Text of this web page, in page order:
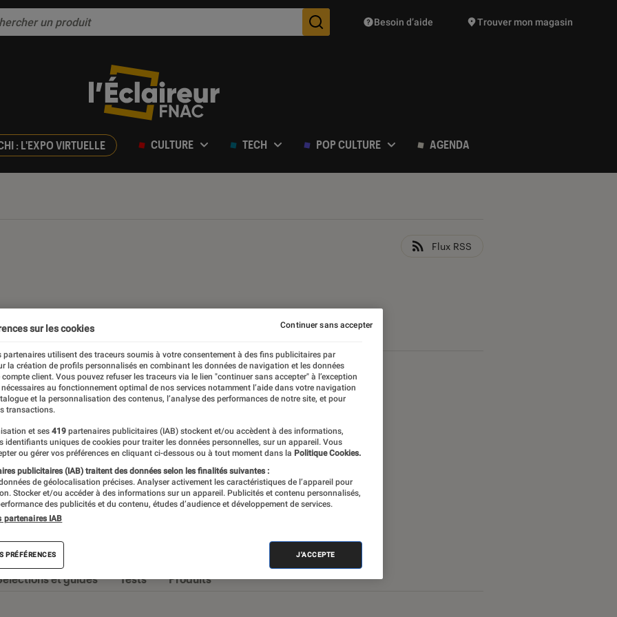
Des suggestions de produits vont vous être proposées
Besoin d’aide Trouver mon magasin
: L'EXPO VIRTUELLE CULTURE TECH POP CULTURE AGENDA
Flux RSS
Chaines Hi-Fi Stations audio
ou simplement à la recherche de
vous retrouverez ici des actualités et
des choix.
et guides Tests Produits
sur les cookies
partenaires utilisent des traceurs soumis à votre consentement à des fins publicitaires par
la création de profils personnalisés en combinant les données de navigation et les données
compte client. Vous pouvez refuser les traceurs via le lien "continuer sans accepter" à l’exception
au fonctionnement optimal de nos services notamment l’aide dans votre navigation
et la personnalisation des contenus, l’analyse des performances de notre site, et pour
transactions.
et ses 419 partenaires publicitaires (IAB) stockent et/ou accèdent à des informations,
identifiants uniques de cookies pour traiter les données personnelles, sur un appareil. Vous
ou gérer vos préférences en cliquant ci-dessous ou à tout moment dans la Politique Cookies.
publicitaires (IAB) traitent des données selon les finalités suivantes :
de géolocalisation précises. Analyser activement les caractéristiques de l’appareil pour
Stocker et/ou accéder à des informations sur un appareil. Publicités et contenu personnalisés,
des publicités et du contenu, études d’audience et développement de services.
partenaires IAB
PRÉFÉRENCES J'ACCEPTE
Continuer sans accepter